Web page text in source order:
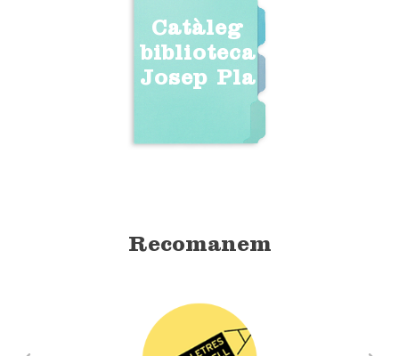
Catàleg
biblioteca
Josep Pla
Recomanem